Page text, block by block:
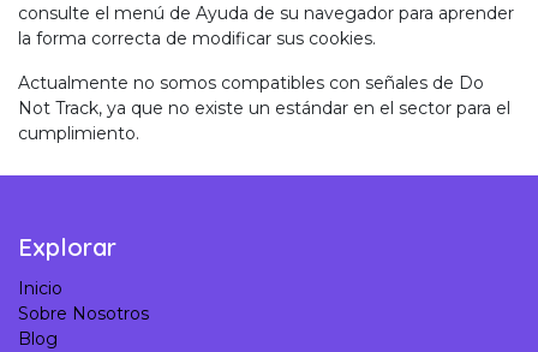
consulte el menú de Ayuda de su navegador para aprender
la forma correcta de modificar sus cookies.
Actualmente no somos compatibles con señales de Do
Not Track, ya que no existe un estándar en el sector para el
cumplimiento.
Explorar
Inicio
Sobre Nosotros
Blog